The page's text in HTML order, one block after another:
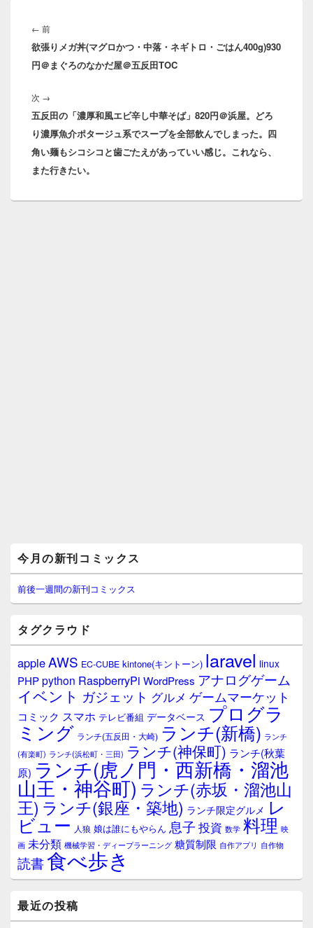
稿
ナ
ビ
ゲ
シ
ョ
ン
← 前前
の
投
欲張りメガ丼(マグロかつ・中落・ネギトロ・ごはん400g)930
円＠まぐろのなかだ屋＠五反田TOC
次 →
の
投
稿:
五反田の「濃厚和風エビ辛し中華そば」820円＠浜屋。どろ
り濃厚魚介ポタージュ系でスープを全部飲んでしまった。四
角い麺もシコシコと歯ごたえがあっていい感じ。これなら、
また行きたい。
イ
ン
サ
イ
ウ
ィ
ジ
ェ
ア
今月の新刊コミックス
前後一週間の新刊コミックス
タグクラウド
appleAWS EC-CUBE kintone(キントーン) laravel linux
PHPpython RaspberryPi WordPress アナログゲーム
イベント ガジェット グルメ ゲームマーケット
コミック スマホ テレビ番組 データベース プログラ
ミング ランチ(五反田・大崎) ランチ(新橋) ランチ
(有楽町) ランチ(浜松町・三田) ランチ(神保町) ランチ(秋葉
原) ランチ(虎ノ門・西新橋・溜池
山王・神谷町) ランチ(赤坂・溜池山
王) ランチ(銀座・築地) ランチ限定グルメ レ
ビュー 人狼 娘は誰にもやらん 息子 投資 数学 料理 映
画 未分類 機械学習・ディープラーニング 糖質制限 自作アプリ 自作物
読書食べ歩き
最近の投稿